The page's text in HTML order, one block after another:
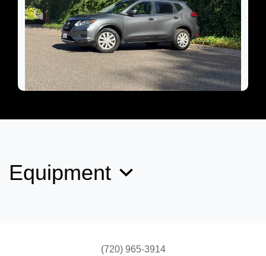
Equipment
(720) 965-3914